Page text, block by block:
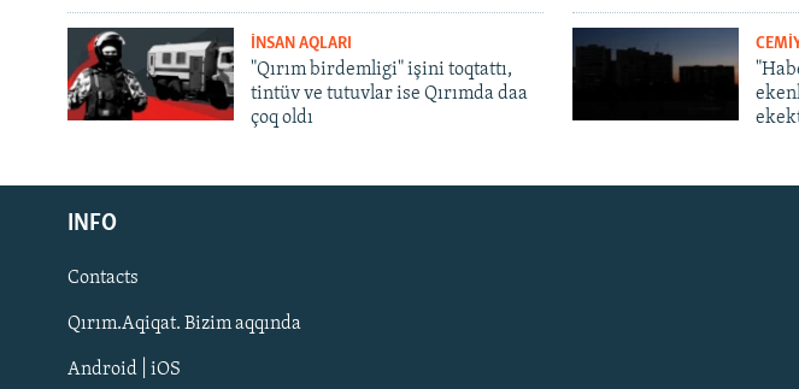
Русский
Українською
QOŞULIÑIZ!
İNSAN AQLARI
"Qırım birdemligi" işini toqtattı,
tintüv ve tutuvlar ise Qırımda daa
çoq oldı
INFO
Contacts
Qırım.Aqiqat. Bizim aqqında
Android | iOS